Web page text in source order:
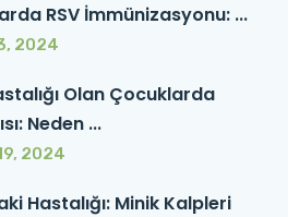
RSV İmmünizasyonu: ...
2024
Olan Çocuklarda
Neden ...
2024
Hastalığı: Minik Kalpleri